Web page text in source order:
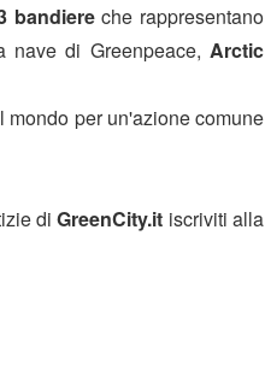
bandiereche rappresentano
di Greenpeace, Arctic
per un'azione comune
diGreenCity.it iscriviti alla